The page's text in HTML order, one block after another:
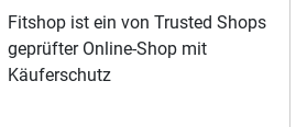
Fitshop ist ein von Trusted Shops
geprüfter Online-Shop mit
Käuferschutz